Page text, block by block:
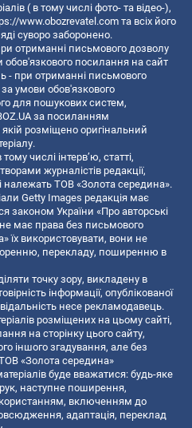
( в тому числі фото- та відео-),
www.obozrevatel.com та всіх його
суворо заборонено.
отриманні письмового дозволу
обов'язкового посилання на сайт
- при отриманні письмового
умови обов'язкового
для пошукових систем,
за посиланням
якій розміщено оригінальний
числі інтерв’ю, статті,
журналістів редакції,
належать ТОВ «Золота середина».
Getty Images редакція має
законом України «Про авторські
не має права без письмового
їх використовувати, вони не
перекладу, поширенню в
точку зору, викладену в
інформації, опублікованої
несе рекламодавець.
розміщених на цьому сайті,
на сторінку цього сайту,
іншого згадування, але без
«Золота середина»
буде вважатися: будь-яке
наступне поширення,
включенням до
адаптація, переклад